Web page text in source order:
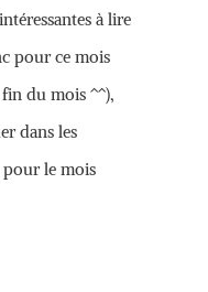
à lire
pour ce mois
du mois ^^),
dans les
pour le mois